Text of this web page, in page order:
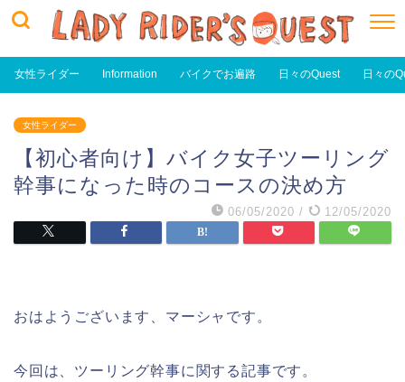
女性ライダー Information バイクでお遍路 日々のQuest 日々の
女性ライダー
【初心者向け】バイク女子ツーリング
幹事になった時のコースの決め方
06/05/2020 / 12/05/2020
おはようございます、マーシャです。
今回は、ツーリング幹事に関する記事です。